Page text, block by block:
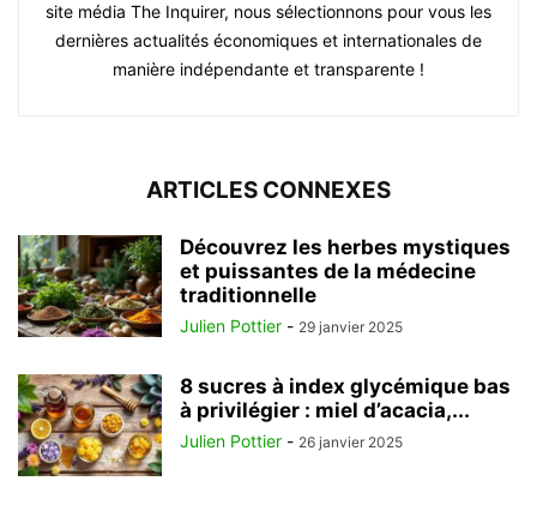
site média The Inquirer, nous sélectionnons pour vous les
dernières actualités économiques et internationales de
manière indépendante et transparente !
ARTICLES CONNEXES
Découvrez les herbes mystiques
et puissantes de la médecine
traditionnelle
Julien Pottier - 29 janvier 2025
8 sucres à index glycémique bas
à privilégier : miel d’acacia,...
Julien Pottier - 26 janvier 2025